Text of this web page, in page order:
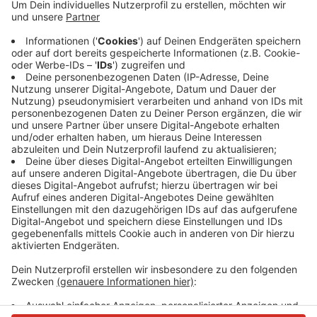
Bei Sondierungsarbeiten des
beschädigt worden, teilt die Stadt Monheim mit. Die
Reparaturarbeiten haben schon begonnen; werden
aber voraussichtlich bis zum Nachmittag andauern.
Die Sondierungsarbeiten finden routinemäßig statt -
und zwar auf dem Baugrundstück für das künftige
Mo.Ki-Zentrum an der Heinestraße.
Anzeige
Anzeige